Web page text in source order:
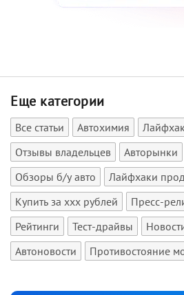
Еще категории
Все статьи Автохимия
Отзывы владельцев
Авторынки
Обзоры б/у авто
Лайфхаки
Купить за xxx рублей
Пресс-
Рейтинги
Тест-драйвы
Автоновости
Противостояние